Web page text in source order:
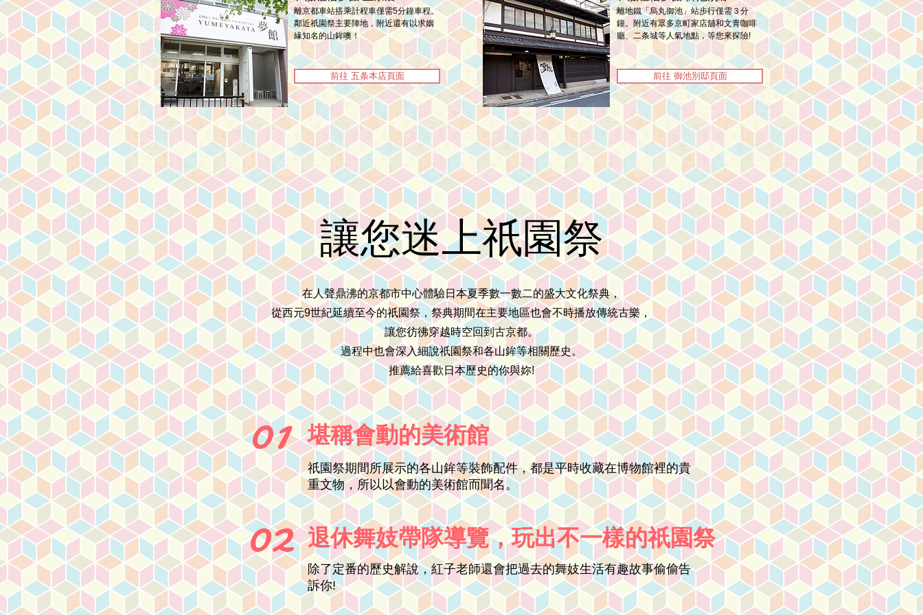
離京都車站搭乘計程車僅需5分鐘車程。
鄰近祇園祭主要陣地，附近還有以求姻
緣知名的山鉾噢！
前往 五条本店頁面
離地鐵「烏丸御池」站步行僅需３分
鐘。附近有眾多京町家店舖和文青咖啡
廳、二条城等人氣地點，等您來探險!
前往 御池別邸頁面
讓您迷上祇園祭
01 堪稱會動的美術館
祇園祭期間所展示的各山鉾等裝飾配件，都是平時收藏在博物館裡的貴
重文物，所以以會動的美術館而聞名。
02 退休舞妓帶隊導覽，玩出不一樣的祇園祭
除了定番的歷史解說，紅子老師還會把過去的舞妓生活有趣故事偷偷告
訴你!
在人聲鼎沸的京都市中心體驗日本夏季數一數二的盛大文化祭典，
從西元9世紀延續至今的祇園祭，祭典期間在主要地區也會不時播放傳統古樂，
讓您彷彿穿越時空回到古京都。
過程中也會深入細說祇園祭和各山鉾等相關歷史。
推薦給喜歡日本歷史的你與妳!